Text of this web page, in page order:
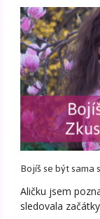
Bojíš se být sama
Aličku jsem
sledovala